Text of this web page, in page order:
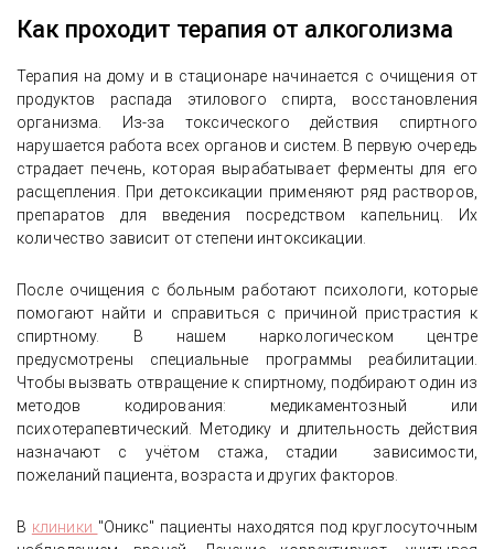
Как проходит терапия от алкоголизма
Терапия на дому и в стационаре начинается с очищения от
продуктов распада этилового спирта, восстановления
организма. Из-за токсического действия спиртного
нарушается работа всех органов и систем. В первую очередь
страдает печень, которая вырабатывает ферменты для его
расщепления. При детоксикации применяют ряд растворов,
препаратов для введения посредством капельниц. Их
количество зависит от степени интоксикации.
После очищения с больным работают психологи, которые
помогают найти и справиться с причиной пристрастия к
спиртному. В нашем наркологическом центре
предусмотрены специальные программы реабилитации.
Чтобы вызвать отвращение к спиртному, подбирают один из
методов кодирования: медикаментозный или
психотерапевтический. Методику и длительность действия
назначают с учётом стажа, стадии зависимости,
пожеланий пациента, возраста и других факторов.
В клиники "Оникс" пациенты находятся под круглосуточным